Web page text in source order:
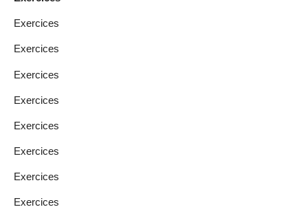
Exercices
Exercices
Exercices
Exercices
Exercices
Exercices
Exercices
Exercices